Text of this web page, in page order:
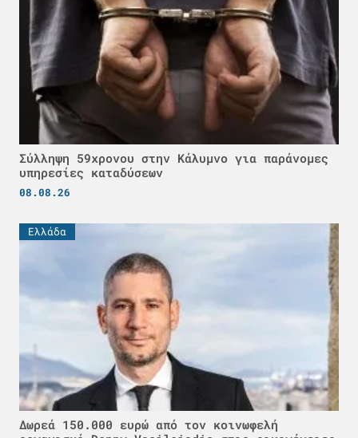
Σύλληψη 59χρονου στην Κάλυμνο για παράνομες
υπηρεσίες καταδύσεων
08.08.26
Ελλάδα
Δωρεά 150.000 ευρώ από τον κοινωφελή